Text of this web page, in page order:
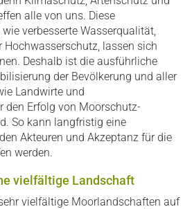
alle von uns. Diese
verbesserte Wasserqualität,
Hochwasserschutz, lassen sich
Deshalb ist die ausführliche
der Bevölkerung und aller
Landwirte und
den Erfolg von Moorschutz-
So kann langfristig eine
Akteuren und Akzeptanz für die
werden.
vielfältige Landschaft
vielfältige Moorlandschaften auf